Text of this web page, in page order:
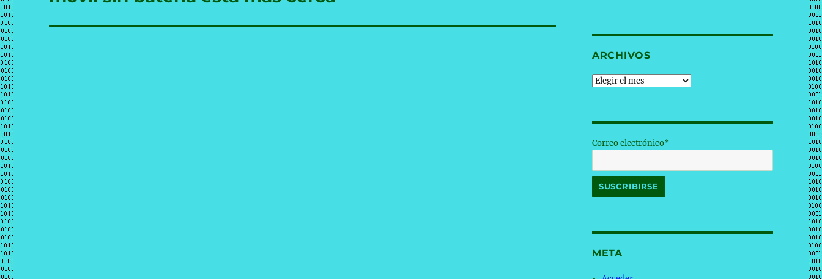
ARCHIVOS
Archivos
Correo electrónico*
META